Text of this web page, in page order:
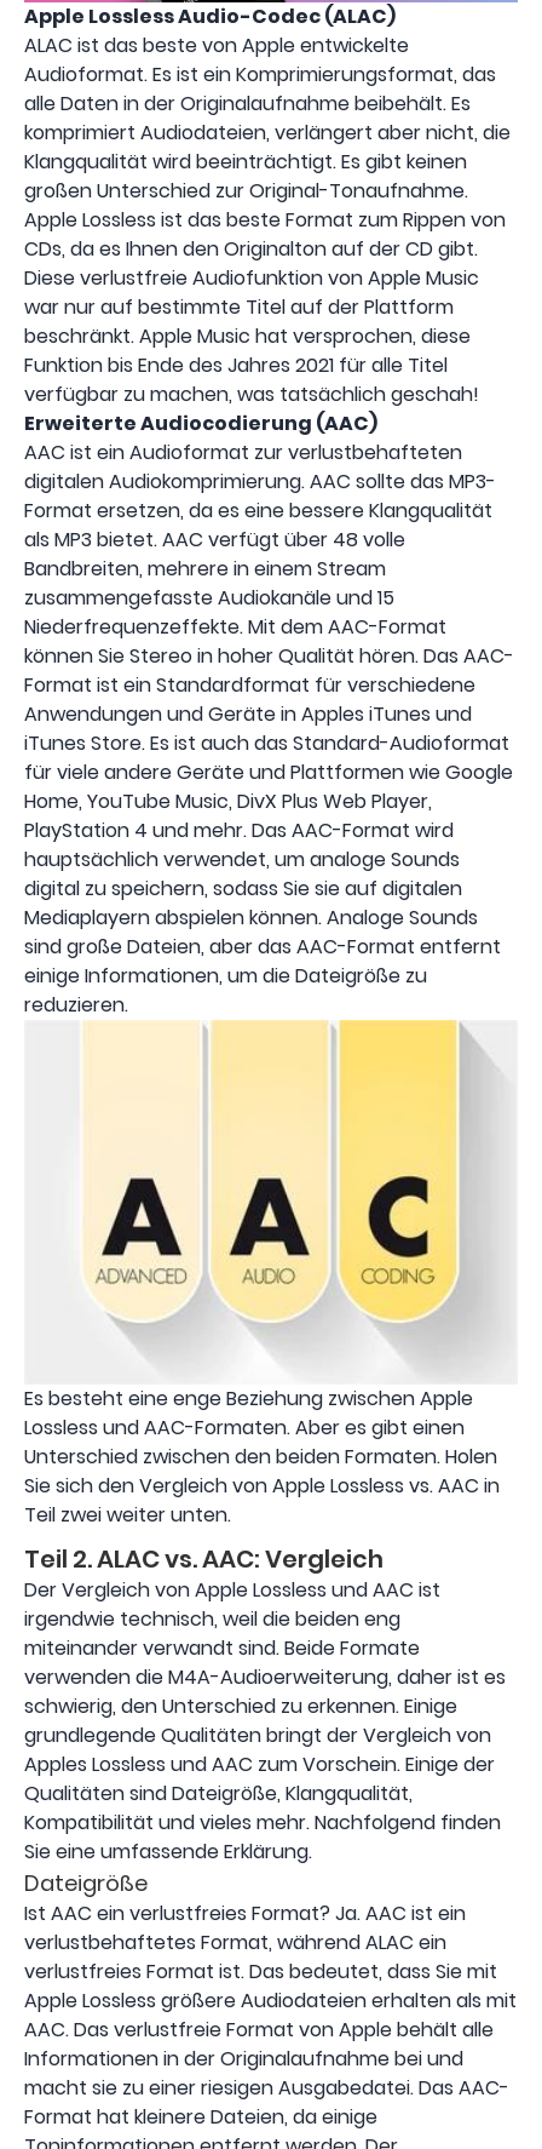
Apple Lossless Audio-Codec (ALAC)
ALAC ist das beste von Apple entwickelte
Audioformat. Es ist ein Komprimierungsformat, das
alle Daten in der Originalaufnahme beibehält. Es
komprimiert Audiodateien, verlängert aber nicht, die
Klangqualität wird beeinträchtigt. Es gibt keinen
großen Unterschied zur Original-Tonaufnahme.
Apple Lossless ist das beste Format zum Rippen von
CDs, da es Ihnen den Originalton auf der CD gibt.
Diese verlustfreie Audiofunktion von Apple Music
war nur auf bestimmte Titel auf der Plattform
beschränkt. Apple Music hat versprochen, diese
Funktion bis Ende des Jahres 2021 für alle Titel
verfügbar zu machen, was tatsächlich geschah!
Erweiterte Audiocodierung (AAC)
AAC ist ein Audioformat zur verlustbehafteten
digitalen Audiokomprimierung. AAC sollte das MP3-
Format ersetzen, da es eine bessere Klangqualität
als MP3 bietet. AAC verfügt über 48 volle
Bandbreiten, mehrere in einem Stream
zusammengefasste Audiokanäle und 15
Niederfrequenzeffekte. Mit dem AAC-Format
können Sie Stereo in hoher Qualität hören. Das AAC-
Format ist ein Standardformat für verschiedene
Anwendungen und Geräte in Apples iTunes und
iTunes Store. Es ist auch das Standard-Audioformat
für viele andere Geräte und Plattformen wie Google
Home, YouTube Music, DivX Plus Web Player,
PlayStation 4 und mehr. Das AAC-Format wird
hauptsächlich verwendet, um analoge Sounds
digital zu speichern, sodass Sie sie auf digitalen
Mediaplayern abspielen können. Analoge Sounds
sind große Dateien, aber das AAC-Format entfernt
einige Informationen, um die Dateigröße zu
reduzieren.
Es besteht eine enge Beziehung zwischen Apple
Lossless und AAC-Formaten. Aber es gibt einen
Unterschied zwischen den beiden Formaten. Holen
Sie sich den Vergleich von Apple Lossless vs. AAC in
Teil zwei weiter unten.
Teil 2. ALAC vs. AAC: Vergleich
Der Vergleich von Apple Lossless und AAC ist
irgendwie technisch, weil die beiden eng
miteinander verwandt sind. Beide Formate
verwenden die M4A-Audioerweiterung, daher ist es
schwierig, den Unterschied zu erkennen. Einige
grundlegende Qualitäten bringt der Vergleich von
Apples Lossless und AAC zum Vorschein. Einige der
Qualitäten sind Dateigröße, Klangqualität,
Kompatibilität und vieles mehr. Nachfolgend finden
Sie eine umfassende Erklärung.
Dateigröße
Ist AAC ein verlustfreies Format? Ja. AAC ist ein
verlustbehaftetes Format, während ALAC ein
verlustfreies Format ist. Das bedeutet, dass Sie mit
Apple Lossless größere Audiodateien erhalten als mit
AAC. Das verlustfreie Format von Apple behält alle
Informationen in der Originalaufnahme bei und
macht sie zu einer riesigen Ausgabedatei. Das AAC-
Format hat kleinere Dateien, da einige